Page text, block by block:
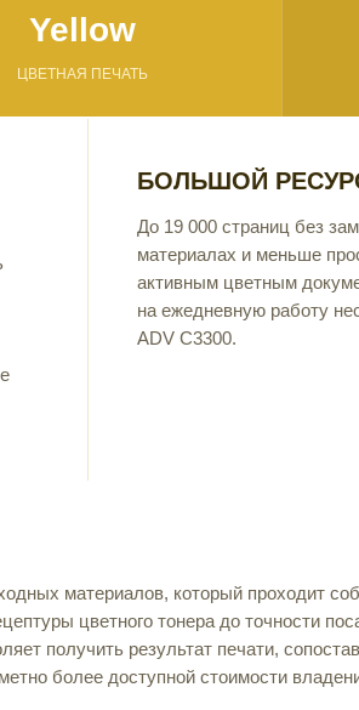
Yellow
ЦВЕТНАЯ ПЕЧАТЬ
БОЛЬШОЙ
До 19 000 страниц без
материалах и меньше
активным цветным
на ежедневную работу
ADV C3300.
материалов, который проходит
цветного тонера до точности
получить результат печати,
более доступной стоимости